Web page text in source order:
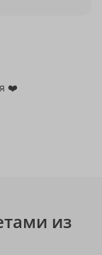
❤️
из